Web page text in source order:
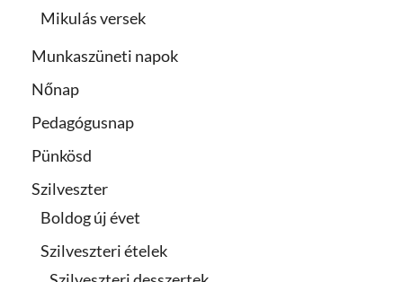
Mikulás versek
Munkaszüneti napok
Nőnap
Pedagógusnap
Pünkösd
Szilveszter
Boldog új évet
Szilveszteri ételek